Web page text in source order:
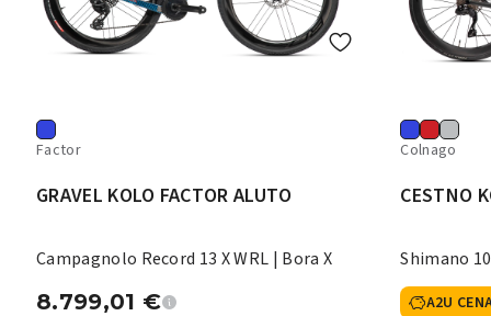
Factor
GRAVEL KOLO FACTOR ALUTO
Campagnolo Record 13 X WRL | Bora X
8.799,01 €
Colnago
CESTNO
Shimano
A2U